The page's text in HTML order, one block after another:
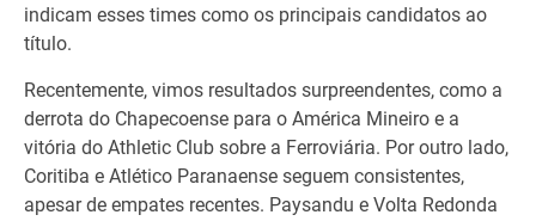
indicam esses times como os principais candidatos ao
título.
Recentemente, vimos resultados surpreendentes, como a
derrota do Chapecoense para o América Mineiro e a
vitória do Athletic Club sobre a Ferroviária. Por outro lado,
Coritiba e Atlético Paranaense seguem consistentes,
apesar de empates recentes. Paysandu e Volta Redonda